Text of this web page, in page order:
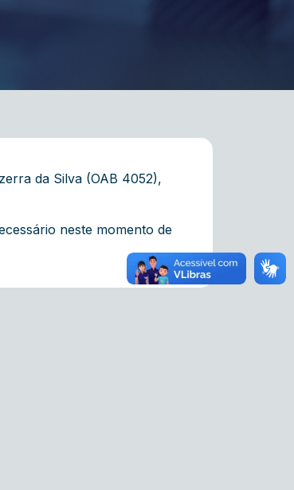
da Silva (OAB 4052),
neste momento de